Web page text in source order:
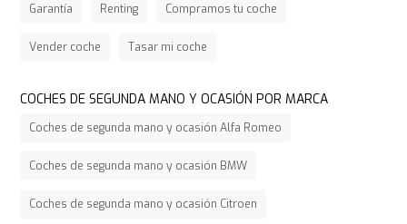
Garantía Renting Compramos tu coche
Vender coche Tasar mi coche
COCHES DE SEGUNDA MANO Y OCASIÓN POR MARCA
Coches de segunda mano y ocasión Alfa Romeo
Coches de segunda mano y ocasión BMW
Coches de segunda mano y ocasión Citroen